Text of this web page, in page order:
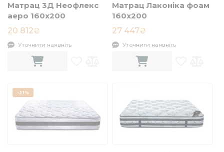
Матрац 3Д Неофлекс
аеро 160х200
20 812₴
Уточнити наявніть
Матрац Лаконіка фоам
160х200
27 447₴
Уточнити наявніть
-21%